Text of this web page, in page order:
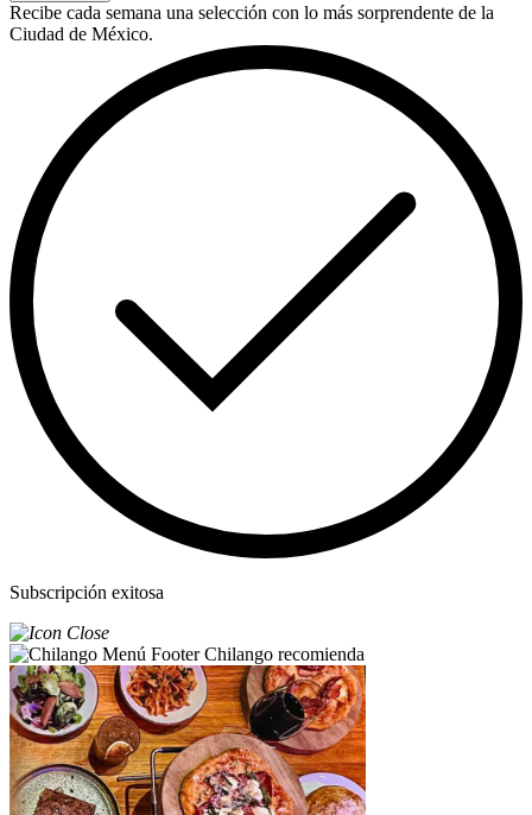
Recibe cada semana una selección con lo más sorprendente de la
Ciudad de México.
Subscripción exitosa
Chilango recomienda